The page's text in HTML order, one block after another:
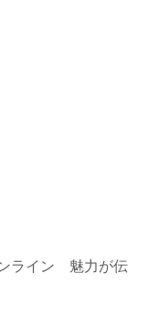
ライン 魅力が伝